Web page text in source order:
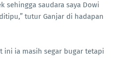
sehingga saudara saya Dowi
tutur Ganjar di hadapan
ini ia masih segar bugar tetapi